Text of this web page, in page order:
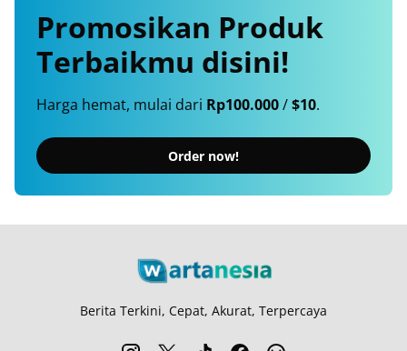
Promosikan Produk
Terbaikmu disini!
Harga hemat, mulai dari Rp100.000/$10.
Order now!
Berita Terkini, Cepat, Akurat, Terpercaya